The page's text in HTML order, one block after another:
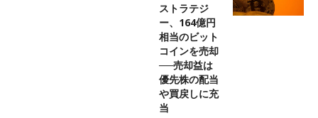
ストラテジ
ー、164億円
相当のビット
コインを売却
──売却益は
優先株の配当
や買戻しに充
当